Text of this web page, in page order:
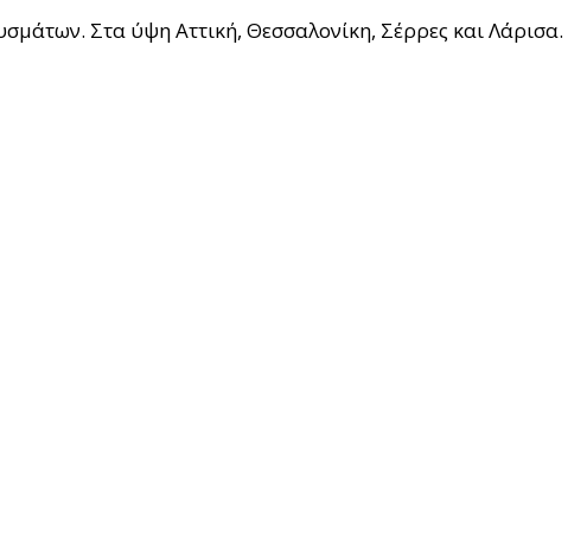
Στα ύψη Αττική, Θεσσαλονίκη, Σέρρες και Λάρισα.